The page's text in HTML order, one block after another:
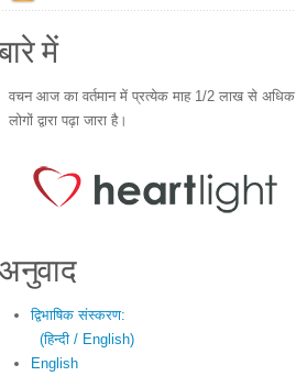
में
वचन आज का वर्तमान में प्रत्येक माह 1/2 लाख से अधिक
लोगों द्वारा पढ़ा जारा है।
अनुवाद
द्विभाषिक संस्करण:
(हिन्दी / English)
English